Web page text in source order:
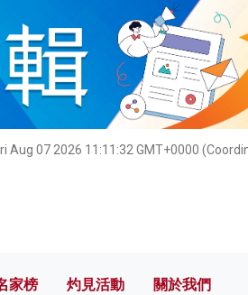
Aug 07 2026 11:11:34 GMT+0000
名家榜 灼見活動 關於我們
家榜 灼見活動 關於我們